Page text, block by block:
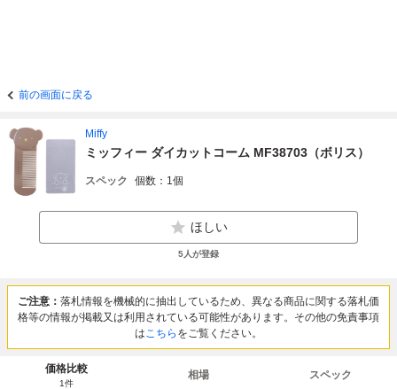
前の画面に戻る
Miffy
ミッフィー ダイカットコーム MF38703（ボリス）
スペック 個数：1個
ほしい
5人が登録
ご注意： 落札情報を機械的に抽出しているため、異なる商品に関する落札価
格等の情報が掲載又は利用されている可能性があります。その他の免責事項
はこちら をご覧ください。
価格比較
1件
相場 スペック